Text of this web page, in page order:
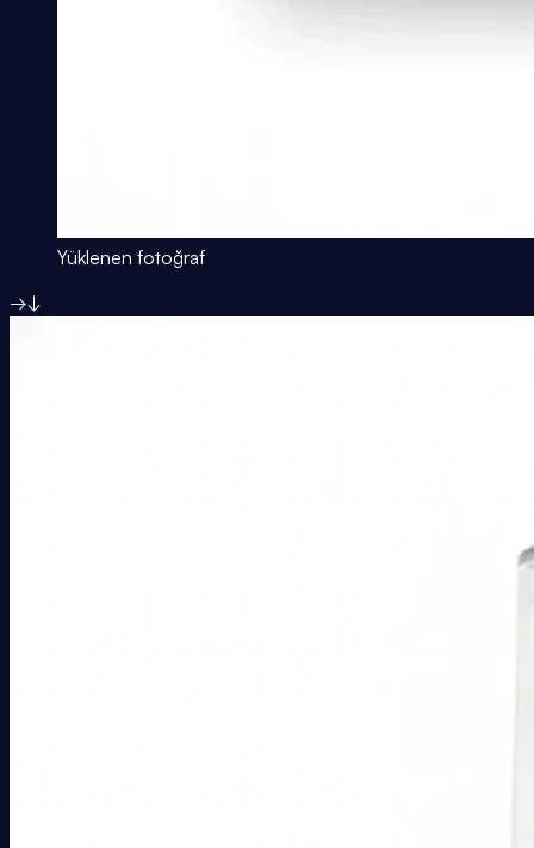
Yüklenen fotoğraf
→↓